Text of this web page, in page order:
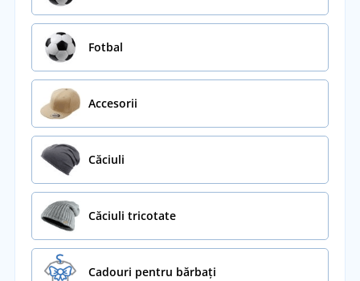
Fotbal
Accesorii
Căciuli
Căciuli tricotate
Cadouri pentru bărbați